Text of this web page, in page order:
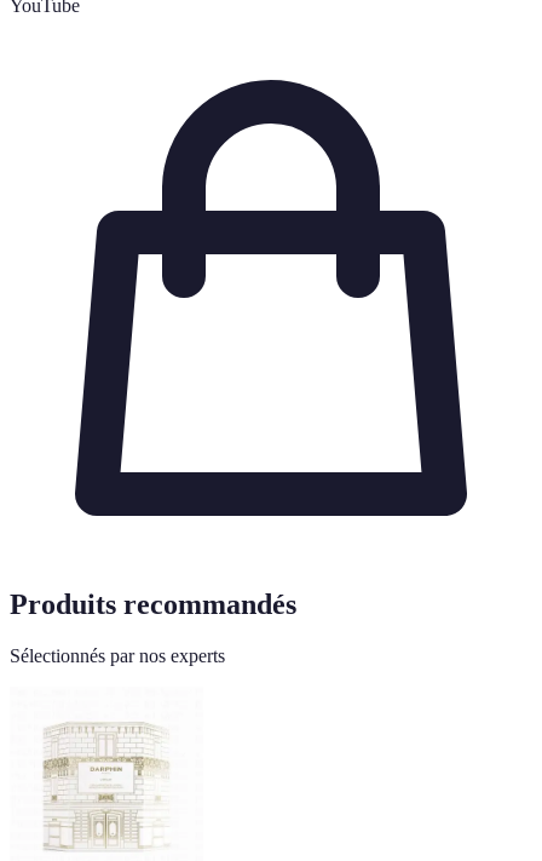
YouTube
Produits recommandés
Sélectionnés par nos experts